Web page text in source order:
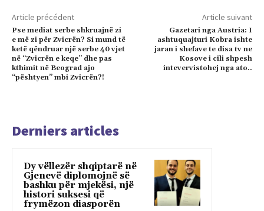
Article précédent
Pse mediat serbe shkruajnë zi
e më zi për Zvicrën? Si mund të
ketë qëndruar një serbe 40 vjet
në “Zvicrën e keqe” dhe pas
kthimit në Beograd ajo
“pështyen” mbi Zvicrën?!
Article suivant
Gazetari nga Austria: I
ashtuquajturi Kobra ishte
jaran i shefave te disa tv ne
Kosove i cili shpesh
intevervistohej nga ato..
Derniers articles
Dy vëllezër shqiptarë në
Gjenevë diplomojnë së
bashku për mjekësi, një
histori suksesi që
frymëzon diasporën